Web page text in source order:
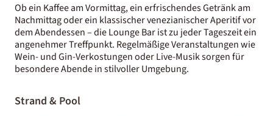
Ob ein Kaffee am Vormittag, ein erfrischendes Getränk am
Nachmittag oder ein klassischer venezianischer Aperitif vor
dem Abendessen – die Lounge Bar ist zu jeder Tageszeit ein
angenehmer Treffpunkt. Regelmäßige Veranstaltungen wie
Wein- und Gin-Verkostungen oder Live-Musik sorgen für
besondere Abende in stilvoller Umgebung.
Strand & Pool